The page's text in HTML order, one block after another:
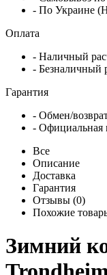
- По Украине
Оплата
- Наличный
- Безналичный
Гарантия
- Обмен/
- Официальная
Все
Описание
Доставка
Гарантия
Отзывы (0)
Похожие
Зимний